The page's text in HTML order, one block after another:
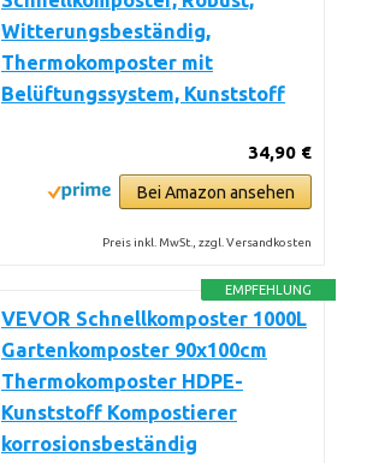
Witterungsbeständig,
Thermokomposter mit
Belüftungssystem, Kunststoff
34,90 €
Bei Amazon ansehen
Preis inkl. MwSt., zzgl. Versandkosten
EMPFEHLUNG
VEVOR Schnellkomposter 1000L
Gartenkomposter 90x100cm
Thermokomposter HDPE-
Kunststoff Kompostierer
korrosionsbeständig